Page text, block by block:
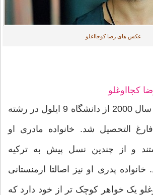
عکس های رضا کوجااغلو
کجااوغلو
رضا کجا اوغلو در سال 2000 از دانشگاه 9 ایلول در رشته
فارغ التحصیل شد. خانواده مادری او
و از چندین نسل پیش به ترکیه
پدری او نیز اصالتا ارمنستانی
یک خواهر کوچک تر از خود دارد که